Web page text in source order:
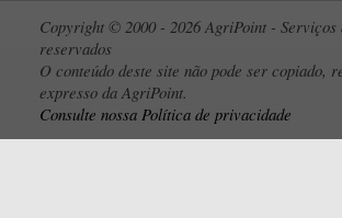
Copyright © 2000 - 2026 AgriPoint -
reservados
O conteúdo deste site não pode ser copiado,
expresso da AgriPoint.
Consulte nossa Política de privacidade